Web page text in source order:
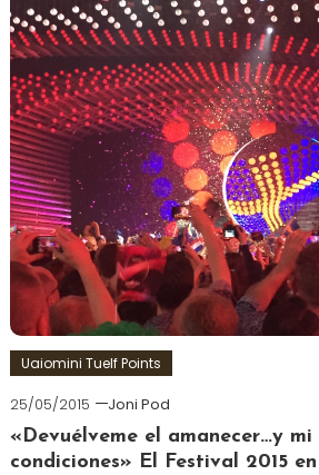
Uaiomini Tuelf Points
25/05/2015
Joni Pod
«Devuélveme el amanecer…y mi
condiciones» El Festival 2015